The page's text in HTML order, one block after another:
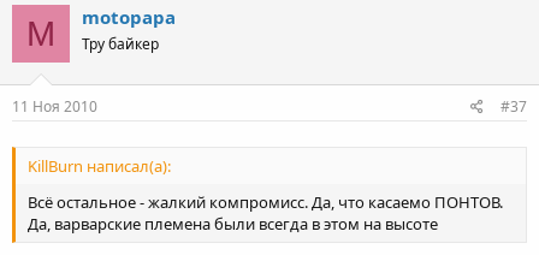
M motopapa
Тру байкер
11 Ноя 2010 #37
KillBurn написал(а):
Всё остальное - жалкий компромисс. Да, что касаемо ПОНТОВ.
Да, варварские племена были всегда в этом на высоте